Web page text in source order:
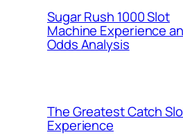
Sugar Rush 1000 Slot
Machine Experience
Odds Analysis
The Greatest Catch
Experience